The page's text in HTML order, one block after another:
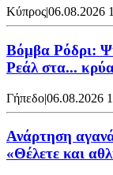
Κύπρος|06.08.2026
Βόμβα Ρόδρι:
Ρεάλ στα...
Γήπεδο|06.08.2026
Ανάρτηση
«Θέλετε και